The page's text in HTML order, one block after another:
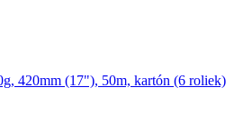
420mm (17"), 50m, kartón (6 roliek)